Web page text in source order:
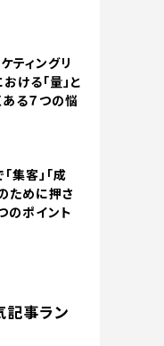
ティングリ
ける「量」と
ある７つの悩
集客」「成
ために押さ
のポイント
記事ラン